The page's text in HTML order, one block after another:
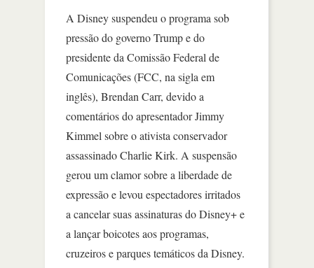
A Disney suspendeu o programa sob
pressão do governo Trump e do
presidente da Comissão Federal de
Comunicações (FCC, na sigla em
inglês), Brendan Carr, devido a
comentários do apresentador Jimmy
Kimmel sobre o ativista conservador
assassinado Charlie Kirk. A suspensão
gerou um clamor sobre a liberdade de
expressão e levou espectadores irritados
a cancelar suas assinaturas do Disney+ e
a lançar boicotes aos programas,
cruzeiros e parques temáticos da Disney.